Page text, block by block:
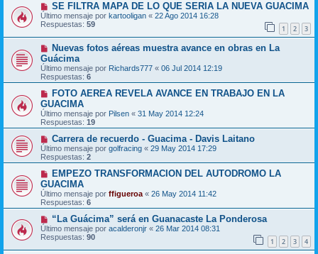
SE FILTRA MAPA DE LO QUE SERIA LA NUEVA GUACIMA
Último mensaje por kartooligan « 22 Ago 2014 16:28
Respuestas: 59 1 2 3
Nuevas fotos aéreas muestra avance en obras en La
Guácima
Último mensaje por Richards777 « 06 Jul 2014 12:19
Respuestas: 6
FOTO AEREA REVELA AVANCE EN TRABAJO EN LA
GUACIMA
Último mensaje por Pilsen « 31 May 2014 12:24
Respuestas: 19
Carrera de recuerdo - Guacima - Davis Laitano
Último mensaje por golfracing « 29 May 2014 17:29
Respuestas: 2
EMPEZO TRANSFORMACION DEL AUTODROMO LA
GUACIMA
Último mensaje por ffigueroa « 26 May 2014 11:42
Respuestas: 6
“La Guácima” será en Guanacaste La Ponderosa
Último mensaje por acalderonjr « 26 Mar 2014 08:31
Respuestas: 90 1 2 3 4